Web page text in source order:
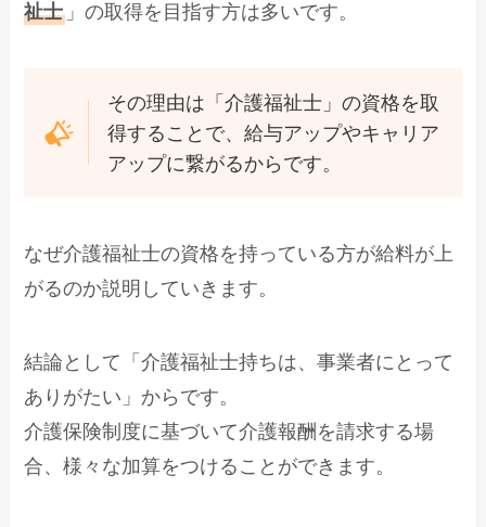
祉士 」の取得を目指す方は多いです。
その理由は「介護福祉士」の資格を取
得することで、給与アップやキャリア
アップに繋がるからです。
なぜ介護福祉士の資格を持っている方が給料が上
がるのか説明していきます。
結論として「介護福祉士持ちは、事業者にとって
ありがたい」からです。
介護保険制度に基づいて介護報酬を請求する場
合、様々な加算をつけることができます。